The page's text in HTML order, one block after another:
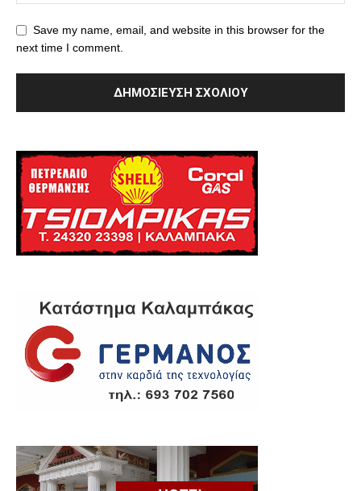
Save my name, email, and website in this browser for the
next time I comment.